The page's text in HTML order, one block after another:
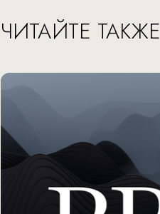
ЧИТАЙТЕ ТАКЖЕ